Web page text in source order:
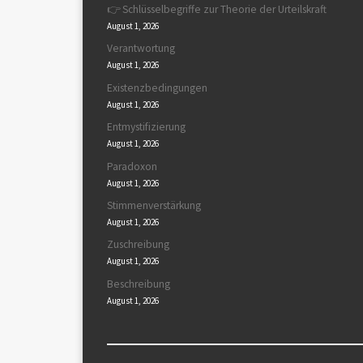
👉 Schlüsselbegriffe zur Theorie der Urteilskraft
August 1, 2026
Verantwortung
August 1, 2026
Existenzbedingungen
August 1, 2026
Entmystifizierung
August 1, 2026
Paradoxon
August 1, 2026
Stimmenverstärkung
August 1, 2026
Zuschreibung
August 1, 2026
Beschreibung
August 1, 2026